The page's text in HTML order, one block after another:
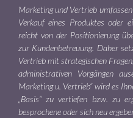
Marketing und Vertrieb
Verkauf eines Produktes oder
reicht von der Positionierung
zur Kundenbetreuung. Daher
Vertrieb mit strategischen
administrativen Vorgängen
Marketing u. Vertrieb“ wird es
„Basis“ zu vertiefen bzw. zu
besprochene oder sich neu